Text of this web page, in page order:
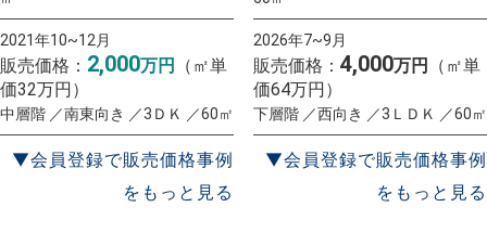
2021年10~12月
販売価格： 2,000万円
（㎡単
価32万円）
中層階 ／南東向き ／3ＤＫ ／60㎡
▼会員登録で販売価格事例
をもっと見る
2026年7~9月
販売価格： 4,000万円
（㎡単
価64万円）
下層階 ／西向き ／3ＬＤＫ ／60㎡
▼会員登録で販売価格事例
をもっと見る